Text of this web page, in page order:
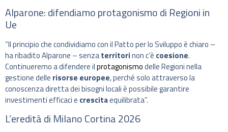
Alparone: difendiamo protagonismo di Regioni in
Ue
“Il principio che condividiamo con il Patto per lo Sviluppo è chiaro –
ha ribadito Alparone – senzaterritorinon c’è coesione.
Continueremo a difendere ilprotagonismodelle Regioni nella
gestione delle risorse europee, perché solo attraverso la
conoscenza diretta dei bisogni locali è possibile garantire
investimenti efficaci e crescitaequilibrata”.
L’eredità di Milano Cortina 2026